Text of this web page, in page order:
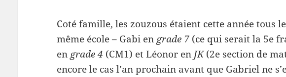
Coté famille, les zouzous étaient cette année tous
même école – Gabi en grade 7 (ce qui serait la 5e
en grade 4 (CM1) et Léonor en JK(2e section de
encore le cas l’an prochain avant que Gabriel ne